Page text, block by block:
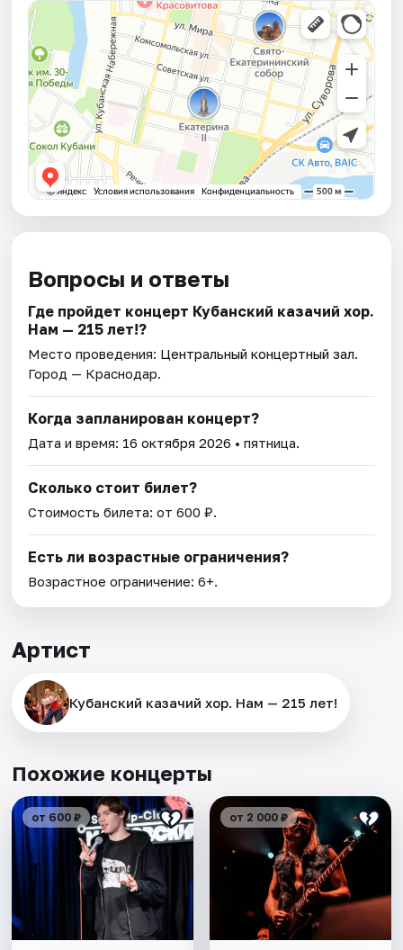
Вопросы и ответы
Где пройдет концерт Кубанский казачий хор.
Нам — 215 лет!?
Место проведения: Центральный концертный зал.
Город — Краснодар.
Когда запланирован концерт?
Дата и время: 16 октября 2026 • пятница.
Сколько стоит билет?
Стоимость билета: от 600 ₽.
Есть ли возрастные ограничения?
Возрастное ограничение: 6+.
Артист
Кубанский казачий хор. Нам — 215 лет!
Похожие концерты
от 600 ₽ от 2 000 ₽